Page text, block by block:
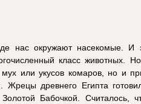
нас окружают насекомые. И
класс животных.
или укусов комаров, но и
Жрецы древнего Египта
Бабочкой. Считалось,